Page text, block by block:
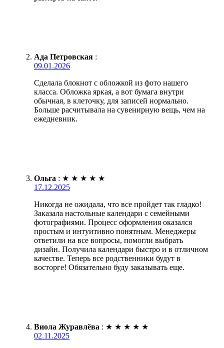
Ада Петровская :
09.01.2026
Сделала блокнот с обложкой из фото нашего
класса. Обложка яркая, а вот бумага внутри
обычная, в клеточку, для записей нормально.
Больше расчитывала на сувенирную вещь, чем на
ежедневник.
Ольга : ★ ★ ★ ★ ★
17.12.2025
Никогда не ожидала, что все пройдет так гладко!
Заказала настольные календари с семейными
фотографиями. Процесс оформления оказался
простым и интуитивно понятным. Менеджеры
ответили на все вопросы, помогли выбрать
дизайн. Получила календари быстро и в отличном
качестве. Теперь все родственники будут в
восторге! Обязательно буду заказывать еще.
Виола Журавлёва : ★ ★ ★ ★ ★
02.11.2025